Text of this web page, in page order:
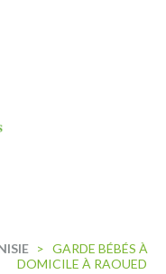
> GARDE BÉBÉS À
DOMICILE À RAOUED